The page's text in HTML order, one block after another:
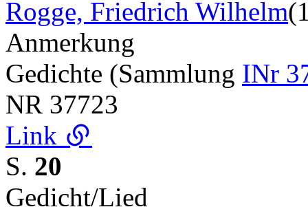
Rogge, Friedrich Wilhelm
Anmerkung
Gedichte (Sammlung INr
NR 37723
Link
S. 20
Gedicht/Lied